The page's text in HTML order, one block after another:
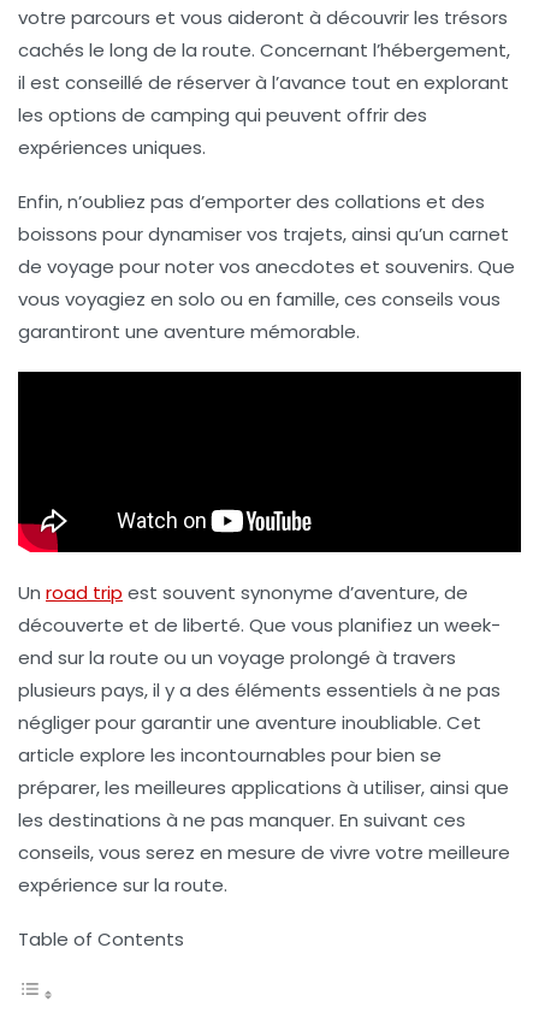
votre parcours et vous aideront à découvrir les trésors
cachés le long de la route. Concernant l’hébergement,
il est conseillé de réserver à l’avance tout en explorant
les options de camping qui peuvent offrir des
expériences uniques.
Enfin, n’oubliez pas d’emporter des collations et des
boissons pour dynamiser vos trajets, ainsi qu’un carnet
de voyage pour noter vos anecdotes et souvenirs. Que
vous voyagiez en solo ou en famille, ces conseils vous
garantiront une aventure mémorable.
Un road trip est souvent synonyme d’aventure, de
découverte et de liberté. Que vous planifiez un week-
end sur la route ou un voyage prolongé à travers
plusieurs pays, il y a des éléments essentiels à ne pas
négliger pour garantir une aventure inoubliable. Cet
article explore les incontournables pour bien se
préparer, les meilleures applications à utiliser, ainsi que
les destinations à ne pas manquer. En suivant ces
conseils, vous serez en mesure de vivre votre meilleure
expérience sur la route.
Table of Contents